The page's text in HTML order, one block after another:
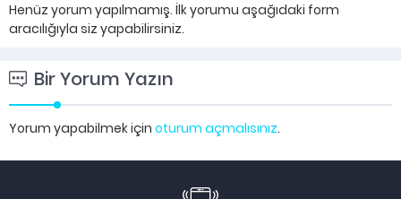
Henüz yorum yapılmamış. İlk yorumu aşağıdaki form
aracılığıyla siz yapabilirsiniz.
Bir Yorum Yazın
Yorum yapabilmek için oturum açmalısınız.